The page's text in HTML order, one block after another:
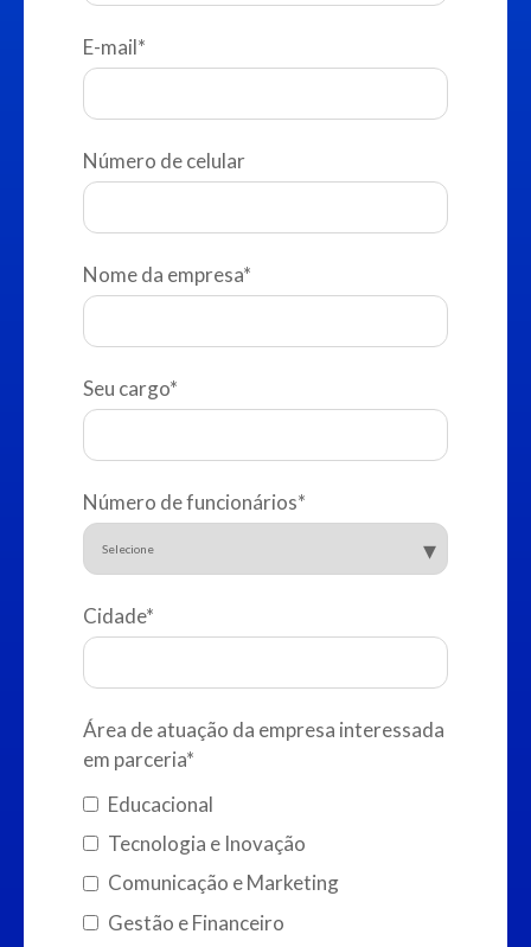
E-mail*
Número de celular
Nome da empresa*
Seu cargo*
Número de funcionários*
Cidade*
Área de atuação da empresa interessada
em parceria*
Educacional
Tecnologia e Inovação
Comunicação e Marketing
Gestão e Financeiro